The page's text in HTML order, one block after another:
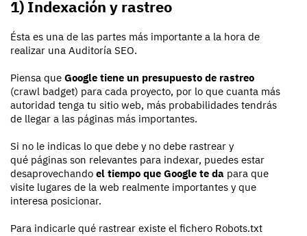
1) Indexación y rastreo
Ésta es una de las partes más importante a la hora de
realizar una Auditoría SEO.
Piensa que Google tiene un presupuesto de rastreo
(crawl badget) para cada proyecto, por lo que cuanta más
autoridad tenga tu sitio web, más probabilidades tendrás
de llegar a las páginas más importantes.
Si no le indicas lo que debe y no debe rastrear y
qué páginas son relevantes para indexar, puedes estar
desaprovechando el tiempo que Google te da para que
visite lugares de la web realmente importantes y que
interesa posicionar.
Para indicarle qué rastrear existe el fichero Robots.txt